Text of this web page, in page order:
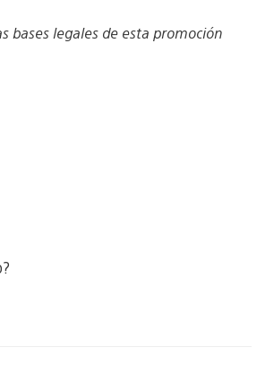
bases legales de esta promoción